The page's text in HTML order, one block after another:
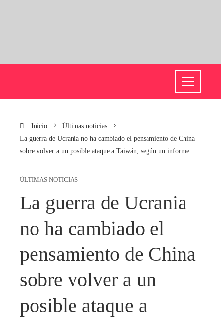
Inicio
Últimas noticias
La guerra de Ucrania no ha cambiado el pensamiento de China
sobre volver a un posible ataque a Taiwán, según un informe
ÚLTIMAS NOTICIAS
La guerra de Ucrania
no ha cambiado el
pensamiento de China
sobre volver a un
posible ataque a